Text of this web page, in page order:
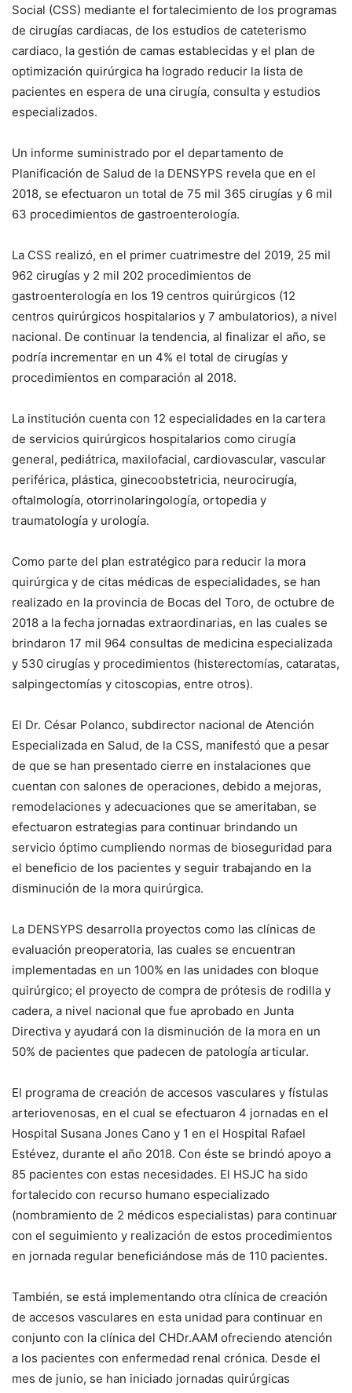
Social (CSS) mediante el fortalecimiento de los programas
de cirugías cardiacas, de los estudios de cateterismo
cardiaco, la gestión de camas establecidas y el plan de
optimización quirúrgica ha logrado reducir la lista de
pacientes en espera de una cirugía, consulta y estudios
especializados.
Un informe suministrado por el departamento de
Planificación de Salud de la DENSYPS revela que en el
2018, se efectuaron un total de 75 mil 365 cirugías y 6 mil
63 procedimientos de gastroenterología.
La CSS realizó, en el primer cuatrimestre del 2019, 25 mil
962 cirugías y 2 mil 202 procedimientos de
gastroenterología en los 19 centros quirúrgicos (12
centros quirúrgicos hospitalarios y 7 ambulatorios), a nivel
nacional. De continuar la tendencia, al finalizar el año, se
podría incrementar en un 4% el total de cirugías y
procedimientos en comparación al 2018.
La institución cuenta con 12 especialidades en la cartera
de servicios quirúrgicos hospitalarios como cirugía
general, pediátrica, maxilofacial, cardiovascular, vascular
periférica, plástica, ginecoobstetricia, neurocirugía,
oftalmología, otorrinolaringología, ortopedia y
traumatología y urología.
Como parte del plan estratégico para reducir la mora
quirúrgica y de citas médicas de especialidades, se han
realizado en la provincia de Bocas del Toro, de octubre de
2018 a la fecha jornadas extraordinarias, en las cuales se
brindaron 17 mil 964 consultas de medicina especializada
y 530 cirugías y procedimientos (histerectomías, cataratas,
salpingectomías y citoscopias, entre otros).
El Dr. César Polanco, subdirector nacional de Atención
Especializada en Salud, de la CSS, manifestó que a pesar
de que se han presentado cierre en instalaciones que
cuentan con salones de operaciones, debido a mejoras,
remodelaciones y adecuaciones que se ameritaban, se
efectuaron estrategias para continuar brindando un
servicio óptimo cumpliendo normas de bioseguridad para
el beneficio de los pacientes y seguir trabajando en la
disminución de la mora quirúrgica.
La DENSYPS desarrolla proyectos como las clínicas de
evaluación preoperatoria, las cuales se encuentran
implementadas en un 100% en las unidades con bloque
quirúrgico; el proyecto de compra de prótesis de rodilla y
cadera, a nivel nacional que fue aprobado en Junta
Directiva y ayudará con la disminución de la mora en un
50% de pacientes que padecen de patología articular.
El programa de creación de accesos vasculares y fístulas
arteriovenosas, en el cual se efectuaron 4 jornadas en el
Hospital Susana Jones Cano y 1 en el Hospital Rafael
Estévez, durante el año 2018. Con éste se brindó apoyo a
85 pacientes con estas necesidades. El HSJC ha sido
fortalecido con recurso humano especializado
(nombramiento de 2 médicos especialistas) para continuar
con el seguimiento y realización de estos procedimientos
en jornada regular beneficiándose más de 110 pacientes.
También, se está implementando otra clínica de creación
de accesos vasculares en esta unidad para continuar en
conjunto con la clínica del CHDr.AAM ofreciendo atención
a los pacientes con enfermedad renal crónica. Desde el
mes de junio, se han iniciado jornadas quirúrgicas